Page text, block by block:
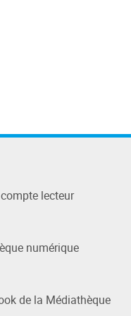
lecteur
numérique
de la Médiathèque